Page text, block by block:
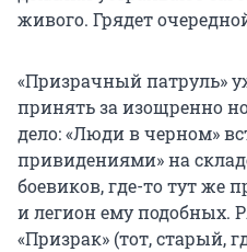
живого. Грядет
«Призрачный патруль»
принять за изощренно
дело: «Люди в черном»
привидениями» на
боевиков, где-то тут же
и легион ему подобных.
«Призрак» (тот, старый,